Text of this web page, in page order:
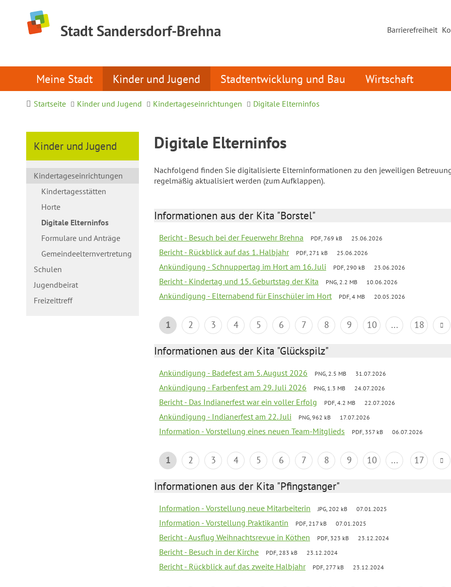
Stadt Sandersdorf-Brehna Barrierefreiheit
Meine Stadt Kinder und Jugend Stadtentwicklung und Bau Wirtschaft
Startseite Kinder und Jugend Kindertageseinrichtungen Digitale Elterninfos
Kinder und Jugend
Kindertageseinrichtungen
Kindertagesstätten
Horte
Digitale Elterninfos
Formulare und Anträge
Gemeindeelternvertretung
Schulen
Jugendbeirat
Freizeittreff
Digitale Elterninfos
Nachfolgend finden Sie digitalisierte Elterninformationen zu den jeweiligen
regelmäßig aktualisiert werden (zum Aufklappen).
Informationen aus der Kita "Borstel"
Bericht - Besuch bei der Feuerwehr Brehna PDF, 769 kB 25.06.2026
Bericht - Rückblick auf das 1. Halbjahr PDF, 271 kB 25.06.2026
Ankündigung - Schnuppertag im Hort am 16. Juli PDF, 290 kB 23.06.2026
Bericht - Kindertag und 15. Geburtstag der Kita PNG, 2.2 MB 10.06.2026
Ankündigung - Elternabend für Einschüler im Hort PDF, 4 MB 20.05.2026
1 2 3 4 5 6 7 8 9 10 ... 18
Informationen aus der Kita "Glückspilz"
Ankündigung - Badefest am 5. August 2026 PNG, 2.5 MB 31.07.2026
Ankündigung - Farbenfest am 29. Juli 2026 PNG, 1.3 MB 24.07.2026
Bericht - Das Indianerfest war ein voller Erfolg PDF, 4.2 MB 22.07.2026
Ankündigung - Indianerfest am 22. Juli PNG, 962 kB 17.07.2026
Information - Vorstellung eines neuen Team-Mitglieds PDF, 357 kB 06.07.2026
1 2 3 4 5 6 7 8 9 10 ... 17
Informationen aus der Kita "Pfingstanger"
Information - Vorstellung neue Mitarbeiterin JPG, 202 kB 07.01.2025
Information - Vorstellung Praktikantin PDF, 217 kB 07.01.2025
Bericht - Ausflug Weihnachtsrevue in Köthen PDF, 323 kB 23.12.2024
Bericht - Besuch in der Kirche PDF, 283 kB 23.12.2024
Bericht - Rückblick auf das zweite Halbjahr PDF, 277 kB 23.12.2024